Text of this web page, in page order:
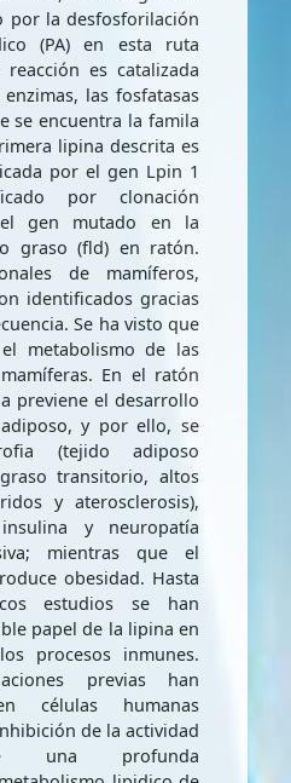
por la desfosforilación
(PA) en esta ruta
es catalizada
las fosfatasas
se encuentra la famila
lipina descrita es
por el gen Lpin 1
por clonación
gen mutado en la
graso (fld) en ratón.
de mamíferos,
identificados gracias
Se ha visto que
metabolismo de las
En el ratón
previene el desarrollo
y por ello, se
(tejido adiposo
transitorio, altos
y aterosclerosis),
y neuropatía
mientras que el
obesidad. Hasta
estudios se han
papel de la lipina en
procesos inmunes.
previas han
células humanas
de la actividad
una profunda